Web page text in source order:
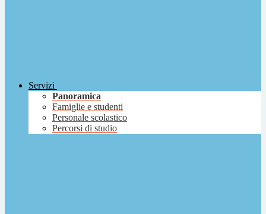
Servizi
Panoramica
Famiglie e studenti
Personale scolastico
Percorsi di studio